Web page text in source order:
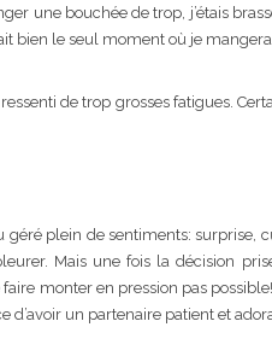
une bouchée de trop, j’étais
bien le seul moment où je
de trop grosses fatigues.
plein de sentiments: surprise,
Mais une fois la décision
monter en pression pas
d’avoir un partenaire patient et